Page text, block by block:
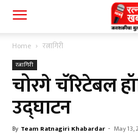
Home रत्नागिरी
रत्नागिरी
चोरगे चॅरिटेबल
उद्घाटन
By Team Ratnagiri Khabardar - May 13,